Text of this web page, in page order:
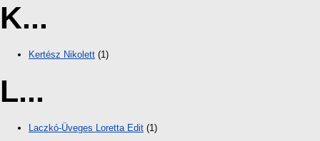
K...
Kertész Nikolett (1)
L...
Laczkó-Üveges Loretta Edit (1)